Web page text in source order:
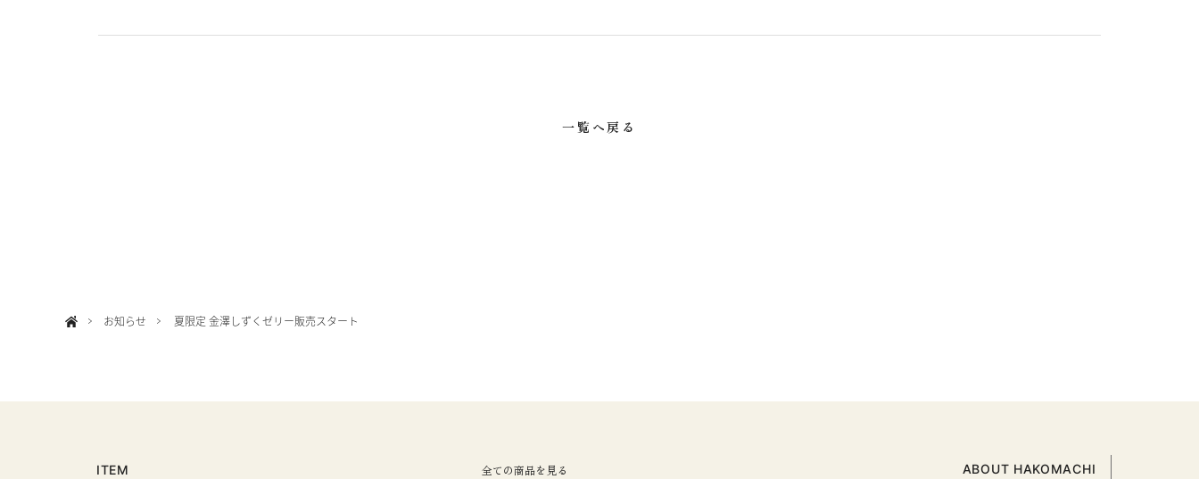
一覧へ戻る
お知らせ 夏限定 金澤しずくゼリー販売スタート
ITEM 全ての商品を見る ABOUT HAKOMACHI